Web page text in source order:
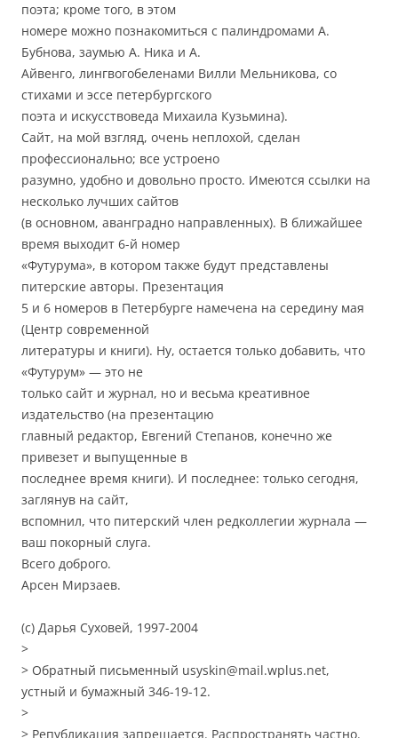
поэта; кроме того, в этом
номере можно познакомиться с палиндромами А.
Бубнова, заумью А. Ника и А.
Айвенго, лингвогобеленами Вилли Мельникова, со
стихами и эссе петербургского
поэта и искусствоведа Михаила Кузьмина).
Сайт, на мой взгляд, очень неплохой, сделан
профессионально; все устроено
разумно, удобно и довольно просто. Имеются ссылки на
несколько лучших сайтов
(в основном, аванградно направленных). В ближайшее
время выходит 6-й номер
«Футурума», в котором также будут представлены
питерские авторы. Презентация
5 и 6 номеров в Петербурге намечена на середину мая
(Центр современной
литературы и книги). Ну, остается только добавить, что
«Футурум» — это не
только сайт и журнал, но и весьма креативное
издательство (на презентацию
главный редактор, Евгений Степанов, конечно же
привезет и выпущенные в
последнее время книги). И последнее: только сегодня,
заглянув на сайт,
вспомнил, что питерский член редколлегии журнала —
ваш покорный слуга.
Всего доброго.
Арсен Мирзаев.
(с) Дарья Суховей, 1997-2004
>
> Обратный письменный usyskin@mail.wplus.net,
устный и бумажный 346-19-12.
>
> Републикация запрещается. Распространять частно.